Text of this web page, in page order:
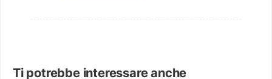
Ti potrebbe interessare anche